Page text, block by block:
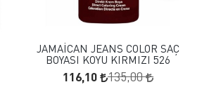
SEPETE EKLE
JAMAİCAN JEANS COLOR SAÇ
BOYASI KOYU KIRMIZI 526
116,10 135,00